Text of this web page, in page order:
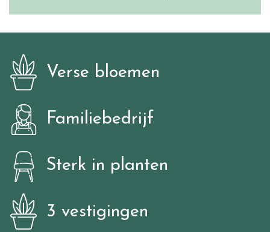
Verse bloemen
Familiebedrijf
Sterk in planten
3 vestigingen